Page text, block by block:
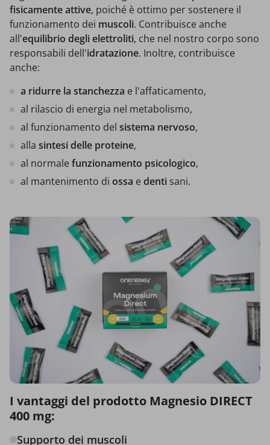
fisicamente attive, poiché è ottimo per sostenere il
funzionamento dei muscoli. Contribuisce anche
all'equilibrio degli elettroliti, che nel nostro corpo sono
responsabili dell'idratazione. Inoltre, contribuisce
anche:
a ridurre la stanchezza e l'affaticamento,
al rilascio di energia nel metabolismo,
al funzionamento del sistema nervoso,
alla sintesi delle proteine,
al normale funzionamento psicologico,
al mantenimento di ossa e denti sani.
I vantaggi del prodotto Magnesio DIRECT
400 mg:
Supporto dei muscoli